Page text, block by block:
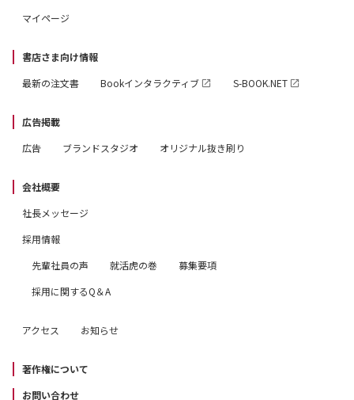
マイページ
書店さま向け情報
最新の注文書
Bookインタラクティブ S-BOOK.NET
広告掲載
広告
ブランドスタジオ オリジナル抜き刷り
会社概要
社長メッセージ
採用情報
先輩社員の声
就活虎の巻
募集要項
採用に関するQ＆A
アクセス お知らせ
著作権について
お問い合わせ